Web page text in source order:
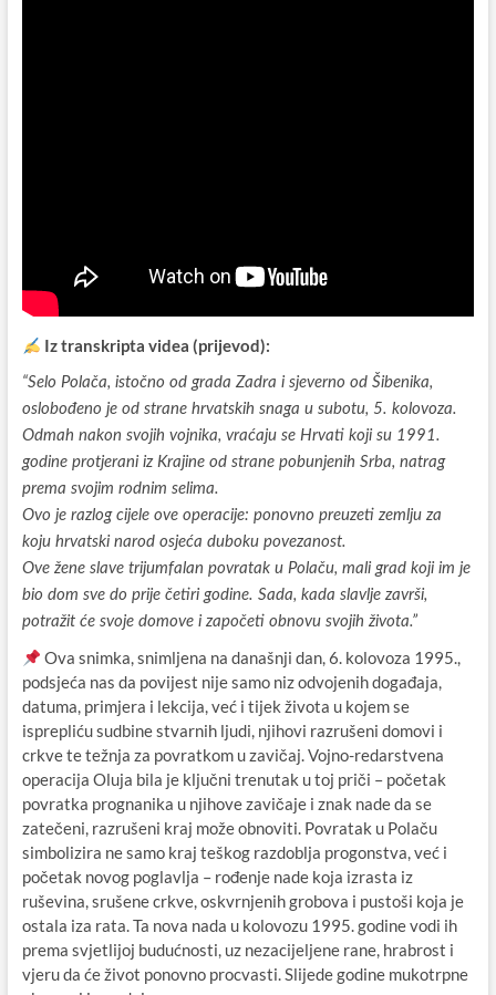
Iz transkripta videa (prijevod):
“Selo Polača, istočno od grada Zadra i sjeverno od Šibenika,
oslobođeno je od strane hrvatskih snaga u subotu, 5. kolovoza.
Odmah nakon svojih vojnika, vraćaju se Hrvati koji su 1991.
godine protjerani iz Krajine od strane pobunjenih Srba, natrag
prema svojim rodnim selima.
Ovo je razlog cijele ove operacije: ponovno preuzeti zemlju za
koju hrvatski narod osjeća duboku povezanost.
Ove žene slave trijumfalan povratak u Polaču, mali grad koji im je
bio dom sve do prije četiri godine. Sada, kada slavlje završi,
potražit će svoje domove i započeti obnovu svojih života.”
Ova snimka, snimljena na današnji dan, 6. kolovoza 1995.,
podsjeća nas da povijest nije samo niz odvojenih događaja,
datuma, primjera i lekcija, već i tijek života u kojem se
isprepliću sudbine stvarnih ljudi, njihovi razrušeni domovi i
crkve te težnja za povratkom u zavičaj. Vojno-redarstvena
operacija Oluja bila je ključni trenutak u toj priči – početak
povratka prognanika u njihove zavičaje i znak nade da se
zatečeni, razrušeni kraj može obnoviti. Povratak u Polaču
simbolizira ne samo kraj teškog razdoblja progonstva, već i
početak novog poglavlja – rođenje nade koja izrasta iz
ruševina, srušene crkve, oskvrnjenih grobova i pustoši koja je
ostala iza rata. Ta nova nada u kolovozu 1995. godine vodi ih
prema svjetlijoj budućnosti, uz nezacijeljene rane, hrabrost i
vjeru da će život ponovno procvasti. Slijede godine mukotrpne